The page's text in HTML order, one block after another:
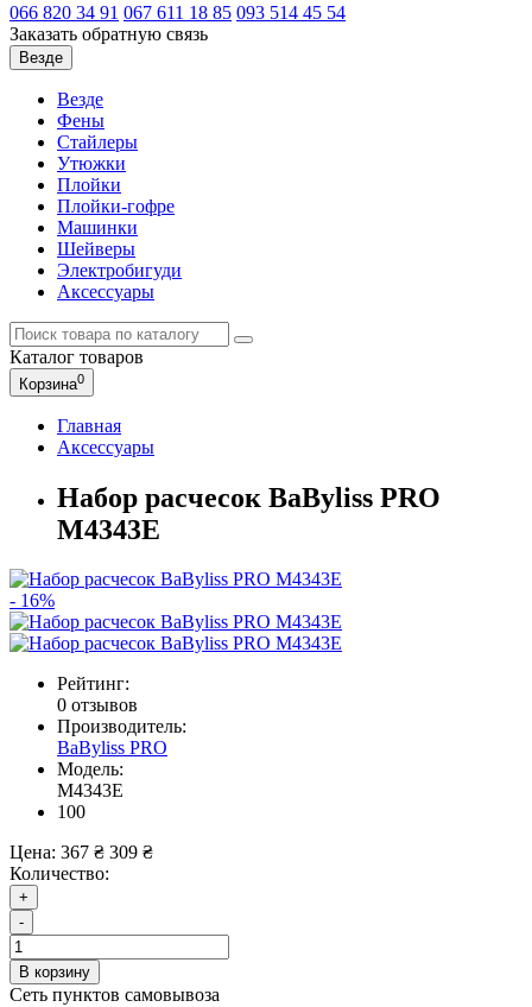
066 820 34 91 067 611 18 85 093 514 45 54
Заказать обратную связь
Везде
Везде
Фены
Стайлеры
Утюжки
Плойки
Плойки-гофре
Машинки
Шейверы
Электробигуди
Аксессуары
Каталог товаров
Корзина0
Главная
Аксессуары
Набор расчесок BaByliss PRO
M4343E
- 16%
Рейтинг:
0 отзывов
Производитель:
BaByliss PRO
Модель:
M4343E
100
Цена: 367 ₴ 309 ₴
Количество:
+
-
В корзину
Сеть пунктов самовывоза